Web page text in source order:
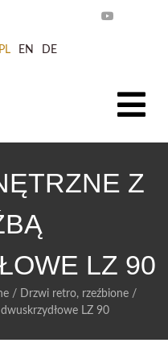
PL EN DE
Z
LZ 90
/ Drzwi retro, rzeźbione/
LZ 90